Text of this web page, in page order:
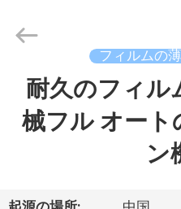
2015
International
Industry
Rights
Reserved.
フィルムの
耐久のフィル
械フル オート
ン